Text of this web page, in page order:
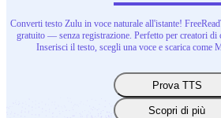
Contattaci
Converti testo Zulu in voce naturale all'istante!
gratuito — senza registrazione. Perfetto per creatori di
Inserisci il testo, scegli una voce e scarica come
Prova TTS
Scopri di più